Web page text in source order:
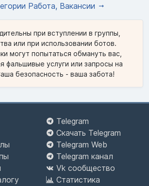
Работа, Вакансии
при вступлении в группы,
или при использовании ботов.
могут попытаться обмануть вас,
фальшивые услуги или запросы на
безопасность - ваша забота!
Telegram
Скачать Telegram
Telegram Web
Telegram канал
Vk сообщество
Статистика